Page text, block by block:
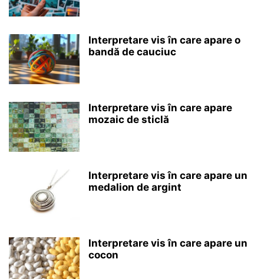
Interpretare vis în care apare o
bandă de cauciuc
Interpretare vis în care apare
mozaic de sticlă
Interpretare vis în care apare un
medalion de argint
Interpretare vis în care apare un
cocon